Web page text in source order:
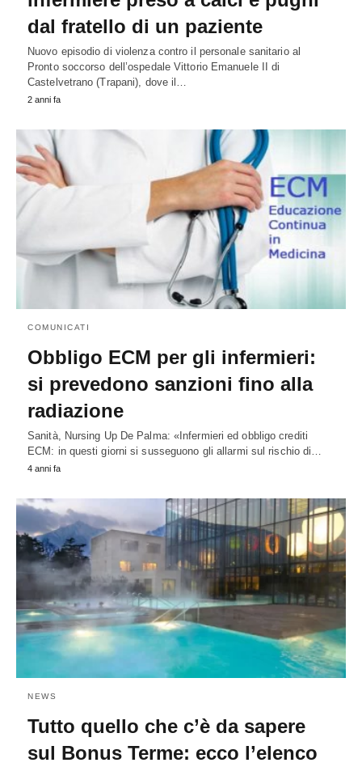
dal fratello di un paziente
Nuovo episodio di violenza contro il personale sanitario al
Pronto soccorso dell’ospedale Vittorio Emanuele II di
Castelvetrano (Trapani), dove il…
2 anni fa
COMUNICATI
Obbligo ECM per gli infermieri:
si prevedono sanzioni fino alla
radiazione
Sanità, Nursing Up De Palma: «Infermieri ed obbligo crediti
ECM: in questi giorni si susseguono gli allarmi sul rischio di…
4 anni fa
NEWS
Tutto quello che c’è da sapere
sul Bonus Terme: ecco l’elenco